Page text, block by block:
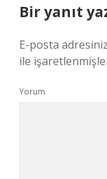
Bir yanıt
E-posta
ile
Yorum